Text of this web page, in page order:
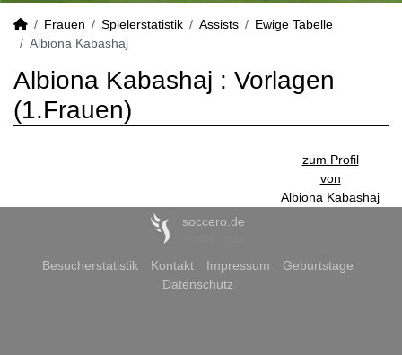
Frauen Spielerstatistik Assists
Ewige Tabelle
Albiona Kabashaj
Albiona Kabashaj : Vorlagen
(1.Frauen)
zum Profil
von
Albiona Kabashaj
soccero.de
Besucherstatistik Kontakt Impressum
Geburtstage
Datenschutz